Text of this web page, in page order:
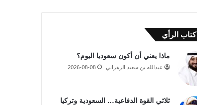
كتاب الرأي
ماذا يعني أن أكون سعوديا اليوم؟
عبدالله بن سعيد الزهراني 2026-08-08
ثلاثي القوة الدفاعية… السعودية وتركيا